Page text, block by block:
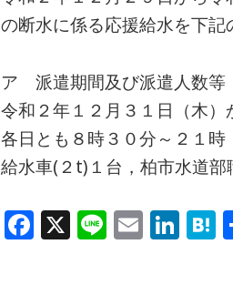
の断水に係る応援給水を下記
ア 派遣期間及び派遣人数等
令和２年１２月３１日（木
各日とも８時３０分～２１時
給水車(２t)１台，柏市水道部
F X Li E Li